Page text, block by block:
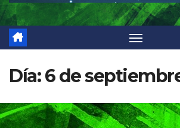
Día:6 de